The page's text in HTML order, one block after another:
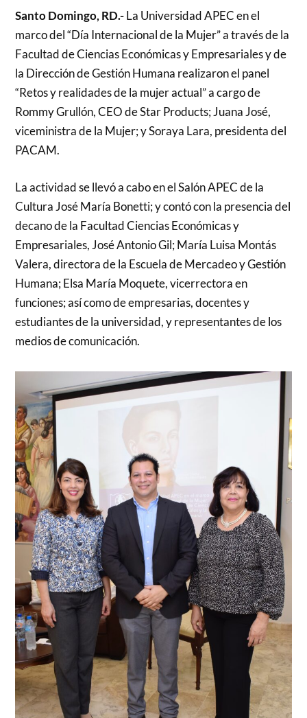
Santo Domingo, RD.-La Universidad APEC en el
marco del “Día Internacional de la Mujer” a través de la
Facultad de Ciencias Económicas y Empresariales y de
la Dirección de Gestión Humana realizaron el panel
“Retos y realidades de la mujer actual” a cargo de
Rommy Grullón, CEO de Star Products; Juana José,
viceministra de la Mujer; y Soraya Lara, presidenta del
PACAM.
La actividad se llevó a cabo en el Salón APEC de la
Cultura José María Bonetti; y contó con la presencia del
decano de la Facultad Ciencias Económicas y
Empresariales, José Antonio Gil; María Luisa Montás
Valera, directora de la Escuela de Mercadeo y Gestión
Humana; Elsa María Moquete, vicerrectora en
funciones; así como de empresarias, docentes y
estudiantes de la universidad, y representantes de los
medios de comunicación.